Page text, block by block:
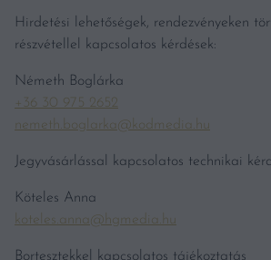
Hirdetési lehetőségek, rendezvényeken
részvétellel kapcsolatos kérdések:
Németh Boglárka
+36 30 975 2652
nemeth.boglarka@kodmedia.hu
Jegyvásárlással kapcsolatos technikai
Köteles Anna
koteles.anna@hgmedia.hu
Bortesztekkel kapcsolatos tájékoztatás